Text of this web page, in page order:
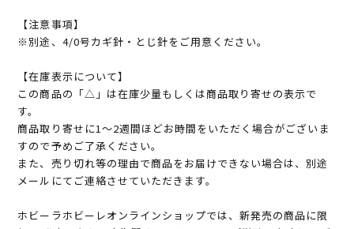
【注意事項】
※別途、4/0号カギ針・とじ針をご用意ください。
【在庫表示について】
この商品の「△」は在庫少量もしくは商品取り寄せの表示で
す。
商品取り寄せに1～2週間ほどお時間をいただく場合がございま
すので予めご了承ください。
また、売り切れ等の理由で商品をお届けできない場合は、別途
メールにてご連絡させていただきます。
ホビーラホビーレオンラインショップでは、新発売の商品に限